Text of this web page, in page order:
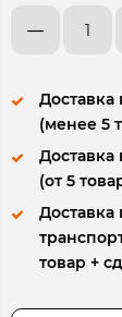
Доставка
(менее 5
(от 5
товар +